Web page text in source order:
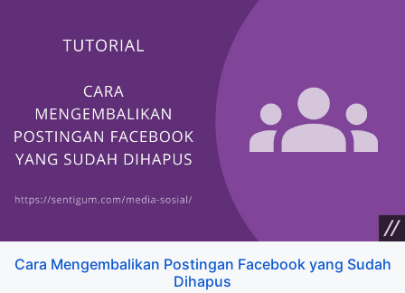
Cara Mengembalikan Postingan Facebook yang Sudah
Dihapus